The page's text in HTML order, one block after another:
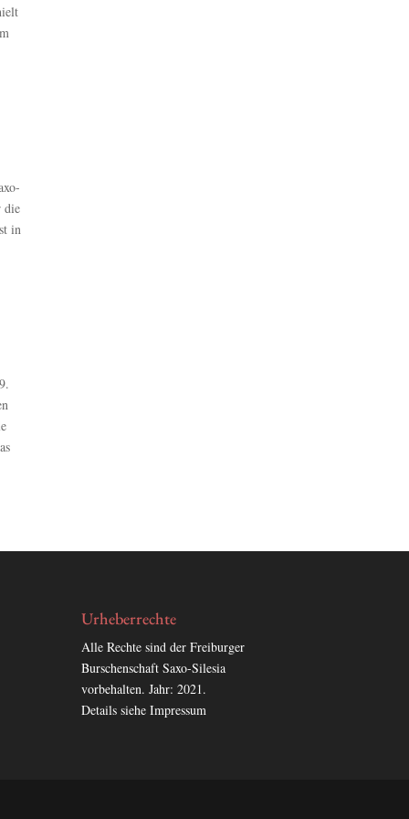
die
in
Urheberrechte
Alle Rechte sind der Freiburger
Burschenschaft Saxo-Silesia
vorbehalten. Jahr: 2021.
Details siehe Impressum